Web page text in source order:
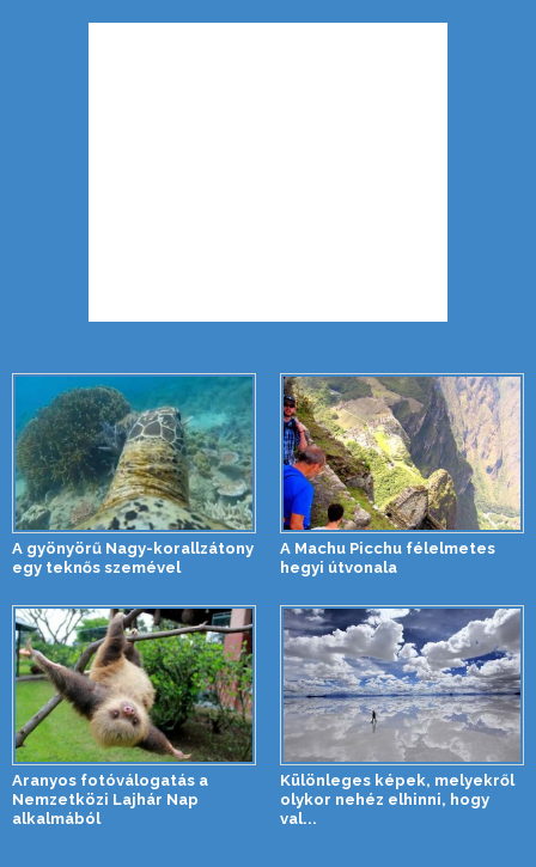
A gyönyörű Nagy-korallzátony
egy teknős szemével
A Machu Picchu félelmetes
hegyi útvonala
Aranyos fotóválogatás a
Nemzetközi Lajhár Nap
alkalmából
Különleges képek, melyekről
olykor nehéz elhinni, hogy
val...